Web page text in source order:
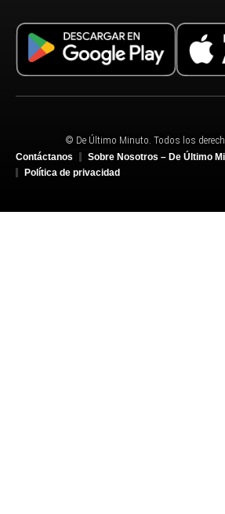
© De Último Minuto. Todos los
Contáctanos
Sobre Nosotros – De Último
Política de privacidad